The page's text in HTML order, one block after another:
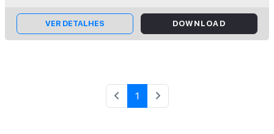
VER DETALHES DOWNLOAD
1